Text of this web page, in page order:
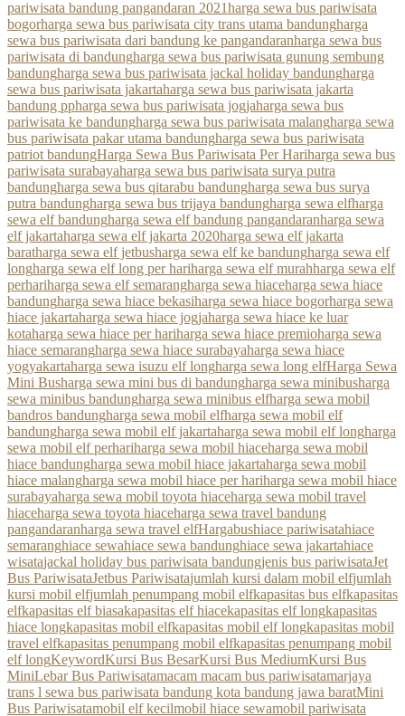
pariwisata bandung pangandaran 2021harga sewa bus pariwisata
bogorharga sewa bus pariwisata city trans utama bandungharga
sewa bus pariwisata dari bandung ke pangandaranharga sewa bus
pariwisata di bandungharga sewa bus pariwisata gunung sembung
bandungharga sewa bus pariwisata jackal holiday bandungharga
sewa bus pariwisata jakartaharga sewa bus pariwisata jakarta
bandung ppharga sewa bus pariwisata jogjaharga sewa bus
pariwisata ke bandungharga sewa bus pariwisata malangharga sewa
bus pariwisata pakar utama bandungharga sewa bus pariwisata
patriot bandungHarga Sewa Bus Pariwisata Per Hariharga sewa bus
pariwisata surabayaharga sewa bus pariwisata surya putra
bandungharga sewa bus qitarabu bandungharga sewa bus surya
putra bandungharga sewa bus trijaya bandungharga sewa elfharga
sewa elf bandungharga sewa elf bandung pangandaranharga sewa
elf jakartaharga sewa elf jakarta 2020harga sewa elf jakarta
baratharga sewa elf jetbusharga sewa elf ke bandungharga sewa elf
longharga sewa elf long per hariharga sewa elf murahharga sewa elf
perhariharga sewa elf semarangharga sewa hiaceharga sewa hiace
bandungharga sewa hiace bekasiharga sewa hiace bogorharga sewa
hiace jakartaharga sewa hiace jogjaharga sewa hiace ke luar
kotaharga sewa hiace per hariharga sewa hiace premioharga sewa
hiace semarangharga sewa hiace surabayaharga sewa hiace
yogyakartaharga sewa isuzu elf longharga sewa long elfHarga Sewa
Mini Busharga sewa mini bus di bandungharga sewa minibusharga
sewa minibus bandungharga sewa minibus elfharga sewa mobil
bandros bandungharga sewa mobil elfharga sewa mobil elf
bandungharga sewa mobil elf jakartaharga sewa mobil elf longharga
sewa mobil elf perhariharga sewa mobil hiaceharga sewa mobil
hiace bandungharga sewa mobil hiace jakartaharga sewa mobil
hiace malangharga sewa mobil hiace per hariharga sewa mobil hiace
surabayaharga sewa mobil toyota hiaceharga sewa mobil travel
hiaceharga sewa toyota hiaceharga sewa travel bandung
pangandaranharga sewa travel elfHargabushiace pariwisatahiace
semaranghiace sewahiace sewa bandunghiace sewa jakartahiace
wisatajackal holiday bus pariwisata bandungjenis bus pariwisataJet
Bus PariwisataJetbus Pariwisatajumlah kursi dalam mobil elfjumlah
kursi mobil elfjumlah penumpang mobil elfkapasitas bus elfkapasitas
elfkapasitas elf biasakapasitas elf hiacekapasitas elf longkapasitas
hiace longkapasitas mobil elfkapasitas mobil elf longkapasitas mobil
travel elfkapasitas penumpang mobil elfkapasitas penumpang mobil
elf longKeywordKursi Bus BesarKursi Bus MediumKursi Bus
MiniLebar Bus Pariwisatamacam macam bus pariwisatamarjaya
trans l sewa bus pariwisata bandung kota bandung jawa baratMini
Bus Pariwisatamobil elf kecilmobil hiace sewamobil pariwisata